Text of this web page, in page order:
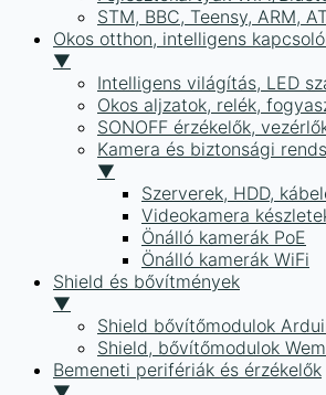
STM, BBC, Teensy, ARM,
Okos otthon, intelligens
▼
Intelligens világítás, LED
Okos aljzatok, relék,
SONOFF érzékelők,
Kamera és biztonsági
▼
Szerverek, HDD,
Videokamera
Önálló kamerák PoE
Önálló kamerák WiFi
Shield és bővítmények
▼
Shield bővítőmodulok
Shield, bővítőmodulok
Bemeneti perifériák és érzékelők